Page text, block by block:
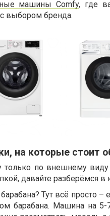
машины Comfy, где
выбором бренда.
на которые стоит
только по внешнему
давайте разберёмся в
Тут всё просто –
барабана. Машина на 5-